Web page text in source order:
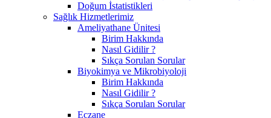
Doğum İstatistikleri
Sağlık Hizmetlerimiz
Ameliyathane Ünitesi
Birim Hakkında
Nasıl Gidilir ?
Sıkça Sorulan Sorular
Biyokimya ve Mikrobiyoloji
Birim Hakkında
Nasıl Gidilir ?
Sıkça Sorulan Sorular
Eczane